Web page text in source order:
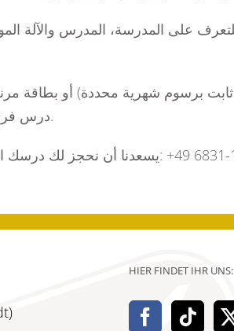
درس فردي أسبوعيًا)، وبطاقاتنا تبدأ من 159 يورو (5 × 30 دقيقة درس فردي).
HIER FINDET IHR UNS: